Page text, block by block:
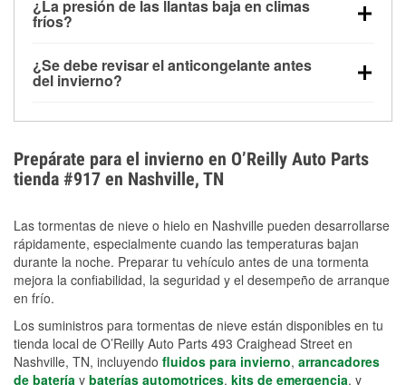
arranque.
la congelación y ayuda a disolver la sal y la nieve
derretida en la carretera para mejorar la visibilidad.
¿La presión de las llantas baja en climas
fríos?
alrededor de 1 PSI por cada 10 °F que baja la
temperatura. Puedes obtener más información sobre
¿Se debe revisar el anticongelante antes
del invierno?
el sobrecalentamiento en condiciones de frío
extremo. Aprende cómo comprobar la protección
anticongelante en nuestra sección How-To.
Prepárate para el invierno en O’Reilly Auto Parts
tienda #917 en Nashville, TN
Las tormentas de nieve o hielo en Nashville pueden desarrollarse
rápidamente, especialmente cuando las temperaturas bajan
durante la noche. Preparar tu vehículo antes de una tormenta
mejora la confiabilidad, la seguridad y el desempeño de arranque
en frío.
Los suministros para tormentas de nieve están disponibles en tu
tienda local de O’Reilly Auto Parts 493 Craighead Street en
Nashville, TN, incluyendo fluidos para invierno, arrancadores
de batería y baterías automotrices, kits de emergencia, y